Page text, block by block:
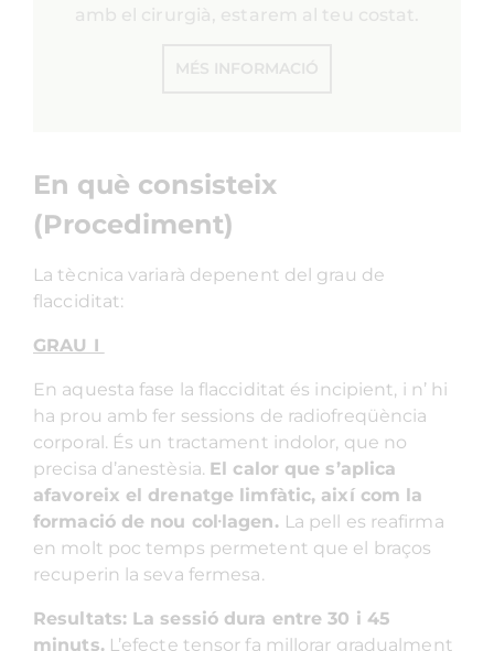
amb el cirurgià, estarem al teu costat.
MÉS INFORMACIÓ
En què consisteix
(Procediment)
La tècnica variarà depenent del grau de
flacciditat:
GRAU I
En aquesta fase la flacciditat és incipient, i n’ hi
ha prou amb fer sessions de radiofreqüència
corporal. És un tractament indolor, que no
precisa d’anestèsia. El calor que s’aplica
afavoreix el drenatge limfàtic, així com la
formació de nou col·lagen. La pell es reafirma
en molt poc temps permetent que el braços
recuperin la seva fermesa.
Resultats: La sessió dura entre 30 i 45
minuts.L’efecte tensor fa millorar gradualment